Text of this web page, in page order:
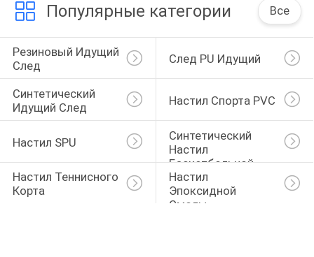
Популярные категории Все
Резиновый Идущий
След
След PU Идущий
Синтетический
Идущий След
Настил Спорта PVC
Настил SPU
Синтетический
Настил
Баскетбольной
Площадки
Настил Теннисного
Корта
Настил
Эпоксидной
Смолы